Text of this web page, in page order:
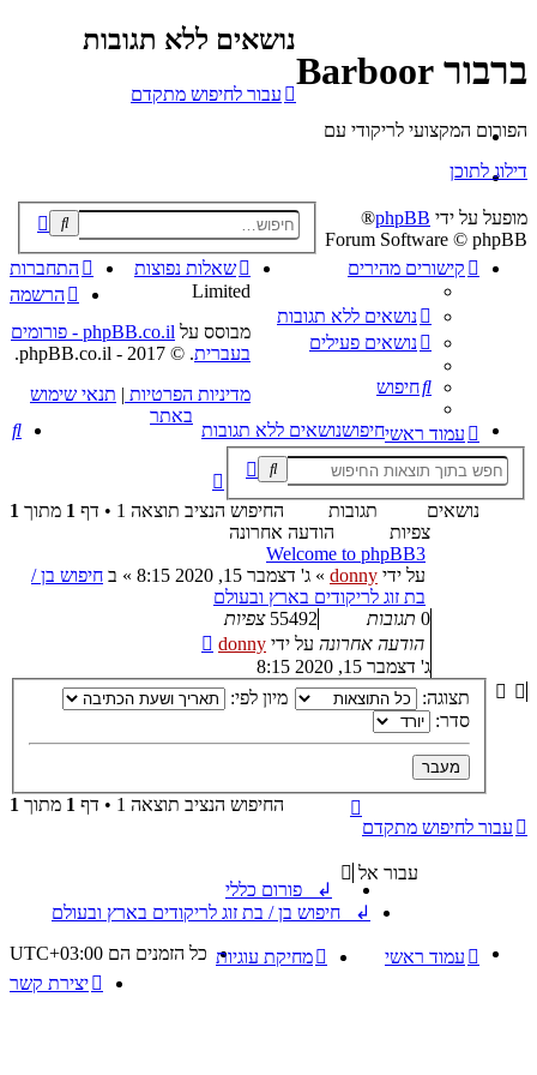
ברבור Barboor
הפורום המקצועי לריקודי עם
דילוג לתוכן
קישורים מהירים
נושאים ללא תגובות
נושאים פעילים
חיפוש
שאלות נפוצות
התחברות
הרשמה
עמוד ראשיחיפושנושאים ללא תגובות
נושאים ללא תגובות
עבור לחיפוש מתקדם
החיפוש הנציב תוצאה 1 • דף 1 מתוך 1 נושאים
תגובות
צפיות
הודעה אחרונה
Welcome to phpBB3
על ידי donny
» ג' דצמבר 15, 2020 8:15 » ב חיפוש בן /
בת זוג לריקודים בארץ ובעולם
0 תגובות 55492 צפיות
הודעה אחרונה על ידי donny
ג' דצמבר 15, 2020 8:15
תצוגה:
מיון לפי:
סדר:
החיפוש הנציב תוצאה 1 • דף 1 מתוך 1
עבור לחיפוש מתקדם
עבור אל
↲ פורום כללי
↲ חיפוש בן / בת זוג לריקודים בארץ ובעולם
עמוד ראשי כל הזמנים הם UTC+03:00
מחיקת עוגיות
יצירת קשר
מופעל על ידי phpBB
®
Forum Software © phpBB
Limited
מבוסס על
phpBB.co.il - פורומים
בעברית. © 2017 - phpBB.co.il.
מדיניות הפרטיות | תנאי שימוש
באתר